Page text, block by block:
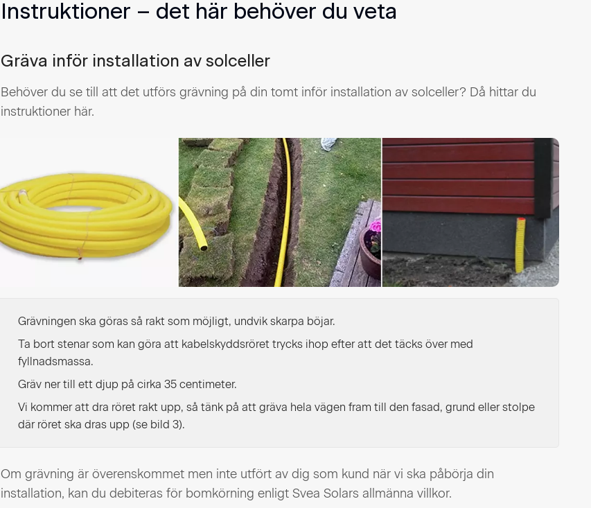
Instruktioner – det här behöver du veta
Gräva inför installation av solceller
Behöver du se till att det utförs grävning på din tomt inför installation av solceller? Då hittar du
instruktioner här.
Grävningen ska göras så rakt som möjligt, undvik skarpa böjar.
Ta bort stenar som kan göra att kabelskyddsröret trycks ihop efter att det täcks över med
fyllnadsmassa.
Gräv ner till ett djup på cirka 35 centimeter.
Vi kommer att dra röret rakt upp, så tänk på att gräva hela vägen fram till den fasad, grund eller stolpe
där röret ska dras upp (se bild 3).
Om grävning är överenskommet men inte utfört av dig som kund när vi ska påbörja din
installation, kan du debiteras för bomkörning enligt Svea Solars allmänna villkor.